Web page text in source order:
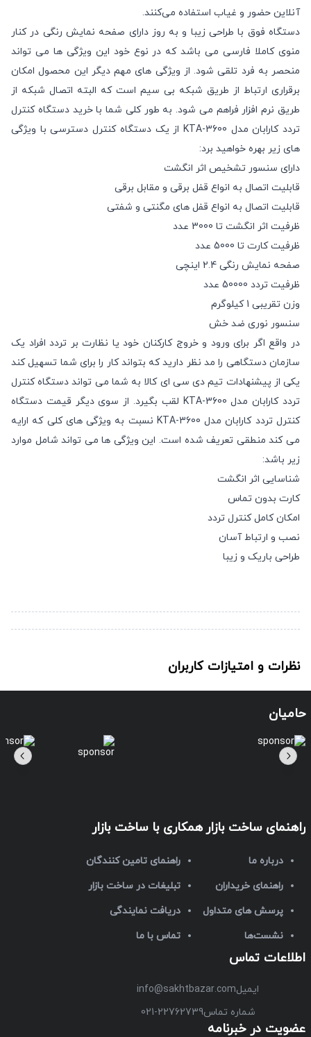
آنلاین حضور و غیاب استفاده می‌کنند.
دستگاه فوق با طراحی زیبا و به روز دارای صفحه نمایش رنگی در کنار
منوی کاملا فارسی می باشد که در نوع خود این ویژگی ها می تواند
منحصر به فرد تلقی شود. از ویژگی های مهم دیگر این محصول امکان
برقراری ارتباط از طریق شبکه بی سیم است که البته اتصال شبکه از
طریق نرم افزار فراهم می شود. به طور کلی شما با خرید دستگاه کنترل
تردد کارابان مدل KTA-3600 از یک دستگاه کنترل دسترسی با ویژگی
های زیر بهره خواهید برد:
دارای سنسور تشخیص اثر انگشت
قابلیت اتصال به انواع قفل برقی و مقابل برقی
قابلیت اتصال به انواع قفل های مگنتی و شفتی
ظرفیت اثر انگشت تا 3000 عدد
ظرفیت کارت تا 5000 عدد
صفحه نمایش رنگی 2.4 اینچی
ظرفیت تردد 50000 عدد
وزن تقریبی 1 کیلوگرم
سنسور نوری ضد خش
در واقع اگر برای ورود و خروج کارکنان خود یا نظارت بر تردد افراد یک
سازمان دستگاهی را مد نظر دارید که بتواند کار را برای شما تسهیل کند
یکی از پیشنهادات تیم دی سی ای کالا به شما می تواند دستگاه کنترل
تردد کارابان مدل KTA-3600 لقب بگیرد. از سوی دیگر قیمت دستگاه
کنترل تردد کارابان مدل KTA-3600 نسبت به ویژگی های کلی که ارایه
می کند منطقی تعریف شده است. این ویژگی ها می تواند شامل موارد
زیر باشد:
شناسایی اثر انگشت
کارت بدون تماس
امکان کامل کنترل تردد
نصب و ارتباط آسان
طراحی باریک و زیبا
نظرات و امتیازات کاربران
حامیان
راهنمای ساخت بازار
درباره ما
راهنمای خریداران
پرسش های متداول
نشست‌ها
همکاری با ساخت بازار
راهنمای تامین کنندگان
تبلیغات در ساخت بازار
دریافت نمایندگی
تماس با ما
اطلاعات تماس
ایمیلinfo@sakhtbazar.com
شماره تماس021-22762739
عضویت در خبرنامه